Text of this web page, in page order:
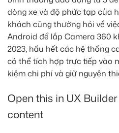
dòng xe và độ phức tạp của
khách cũng thường hỏi về
Android để lắp Camera 360
2023, hầu hết các hệ thống
có thể tích hợp trực tiếp vào
kiệm chi phí và giữ nguyên
Open this in UX
content